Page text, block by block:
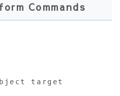
Commands
target